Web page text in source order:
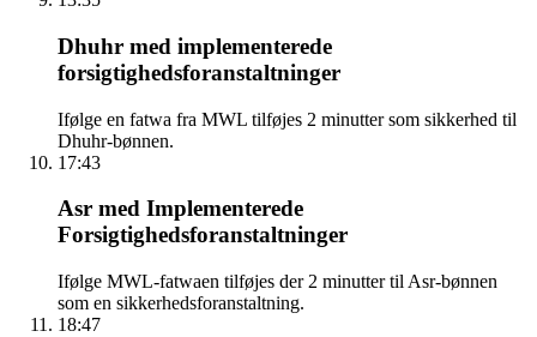
Dhuhr med implementerede
forsigtighedsforanstaltninger
Ifølge en fatwa fra MWL tilføjes 2 minutter som sikkerhed til
Dhuhr-bønnen.
17:43
Asr med Implementerede
Forsigtighedsforanstaltninger
Ifølge MWL-fatwaen tilføjes der 2 minutter til Asr-bønnen
som en sikkerhedsforanstaltning.
18:47